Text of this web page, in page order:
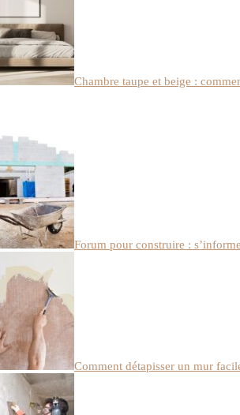
Chambre taupe et beige :
Forum pour construire :
Comment détapisser un mur